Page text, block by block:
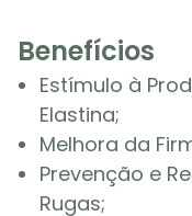
Benefícios
Estímulo à
Elastina;
Melhora da
Prevenção e
Rugas;